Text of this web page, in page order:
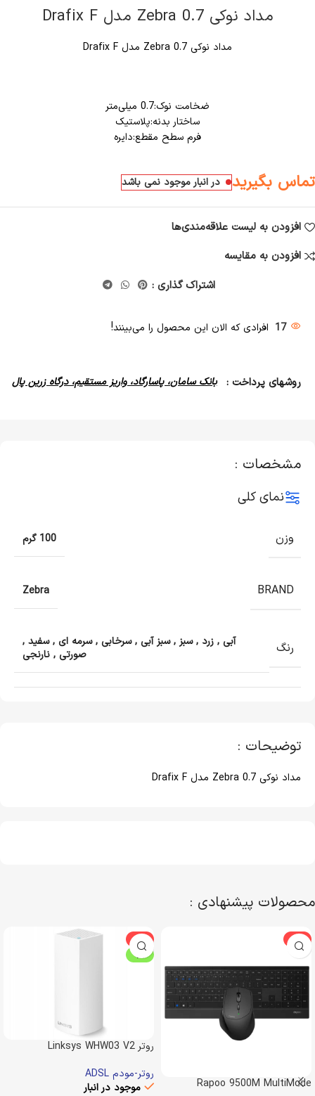
مداد نوکی 0.7 Zebra مدل Drafix F
مداد نوکی 0.7 Zebra مدل Drafix F
ضخامت نوک:0.7 میلی‌متر
ساختار بدنه:پلاستیک
فرم سطح مقطع:دایره
تماس بگیرید در انبار موجود نمی باشد
افزودن به لیست علاقه‌مندی‌ها
افزودن به مقایسه
اشتراک گذاری :
17 افرادی که الان این محصول را می‌بینند!
روشهای پرداخت : بانک سامان، پاسارگاد، واریز مستقیم، درگاه زرین پال
توضیحات :
مداد نوکی 0.7 Zebra مدل Drafix F
مشخصات :
نمای کلی
وزن 100 گرم
BRAND
Zebra
رنگ آبی , زرد ,سبز ,سبز آبی ,سرخابی ,سرمه ای ,سفید ,
صورتی , نارنجی
محصولات پیشنهادی :
-3%
Rapoo 9500M MultiMode
-4%
ویژه
روتر Linksys WHW03 V2
روتر-مودم ADSL
موجود در انبار